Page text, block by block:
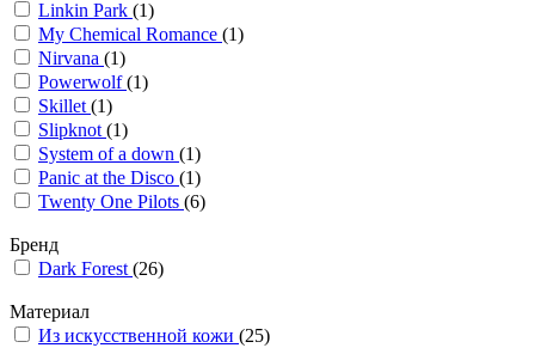
Linkin Park (1)
My Chemical Romance (1)
Nirvana (1)
Powerwolf(1)
Skillet(1)
Slipknot(1)
System of a down (1)
Panic at the Disco (1)
Twenty One Pilots (6)
Бренд
Dark Forest(26)
Материал
Из искусственной кожи (25)